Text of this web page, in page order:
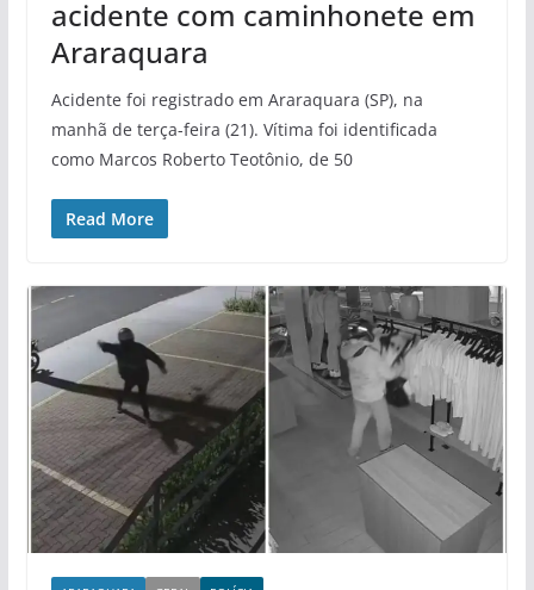
acidente com caminhonete em
Araraquara
Acidente foi registrado em Araraquara (SP), na
manhã de terça-feira (21). Vítima foi identificada
como Marcos Roberto Teotônio, de 50
Read More